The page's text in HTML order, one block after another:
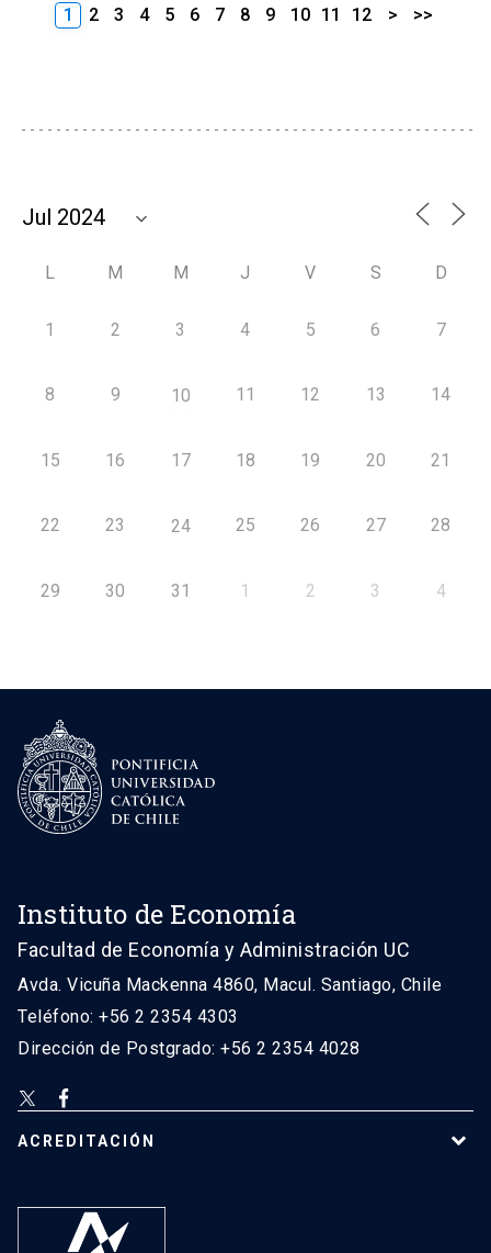
1 2 3 4 5 6 7 8 9 10 11 12 > >>
L M M J V S D
1 2 3 4 5 6 7
8 9 10 11 12 13 14
15 16 17 18 19 20 21
22 23 24 25 26 27 28
29 30 31 1 2 3 4
Instituto de Economía
Facultad de Economía y Administración UC
Avda. Vicuña Mackenna 4860, Macul. Santiago, Chile
Teléfono: +56 2 2354 4303
Dirección de Postgrado: +56 2 2354 4028
ACREDITACIÓN